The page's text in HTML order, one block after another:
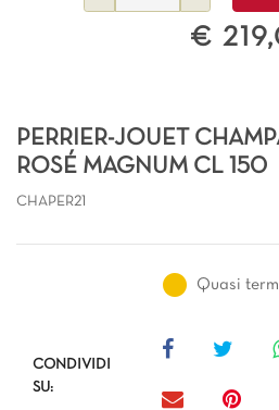
€
PERRIER-JOUET
ROSÉ MAGNUM CL 150
CHAPER21
Quasi
CONDIVIDI
SU: